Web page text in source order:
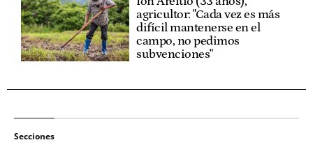
agricultor: "Cada vez es más
difícil mantenerse en el
campo, no pedimos
subvenciones"
Secciones